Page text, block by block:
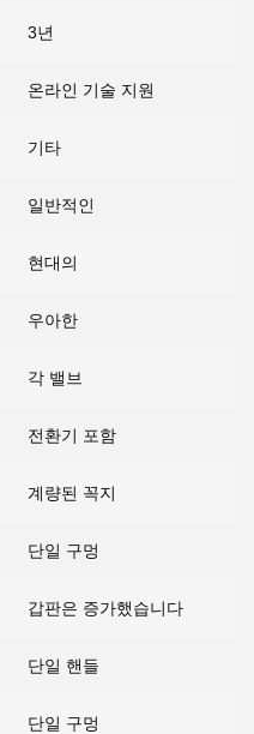
3년
온라인 기술 지원
기타
일반적인
현대의
우아한
각 밸브
전환기 포함
계량된 꼭지
단일 구멍
갑판은 증가했습니다
단일 핸들
단일 구멍